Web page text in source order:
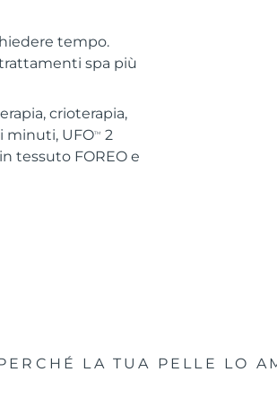
tempo.
spa più
crioterapia,
minuti, UFOTM
2
tessuto FOREO e
LA TUA PELLE LO